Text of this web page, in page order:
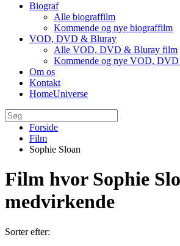
Biograf
Alle biograffilm
Kommende og nye biograffilm
VOD, DVD & Bluray
Alle VOD, DVD & Bluray film
Kommende og nye VOD,
Om os
Kontakt
HomeUniverse
Forside
Film
Sophie Sloan
Film hvor Sophie
medvirkende
Sorter efter: